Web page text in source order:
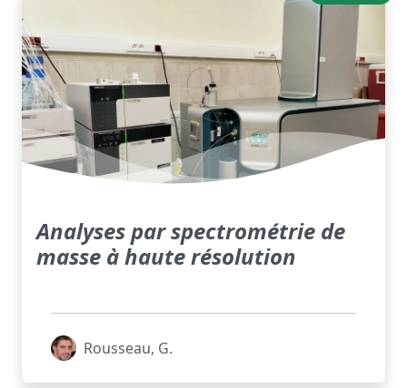
Analyses par spectrométrie de
masse à haute résolution
Rousseau, G.